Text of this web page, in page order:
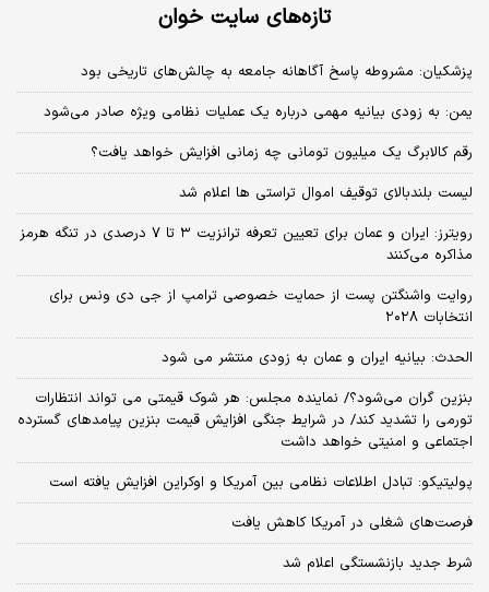
تازه‌های سایت خوان
پزشکیان: مشروطه پاسخ آگاهانه جامعه به چالش‌های تاریخی بود
یمن: به زودی بیانیه مهمی درباره یک عملیات نظامی ویژه صادر می‌شود
رقم کالابرگ یک میلیون تومانی چه زمانی افزایش خواهد یافت؟
لیست بلندبالای توقیف اموال تراستی ها اعلام شد
رویترز: ایران و عمان برای تعیین تعرفه ترانزیت ۳ تا ۷ درصدی در تنگه هرمز
مذاکره می‌کنند
روایت واشنگتن پست از حمایت خصوصی ترامپ از جی دی ونس برای
انتخابات ۲۰۲۸
الحدث: بیانیه ایران و عمان به زودی منتشر می شود
بنزین گران می‌شود؟/ نماینده مجلس: هر شوک قیمتی می تواند انتظارات
تورمی را تشدید کند/ در شرایط جنگی افزایش قیمت بنزین پیامدهای گسترده
اجتماعی و امنیتی خواهد داشت
پولیتیکو: تبادل اطلاعات نظامی بین آمریکا و اوکراین افزایش یافته است
فرصت‌های شغلی در آمریکا کاهش یافت
شرط جدید بازنشستگی اعلام شد